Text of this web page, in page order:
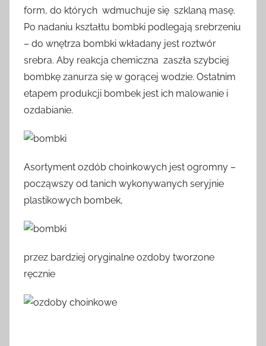
form, do których wdmuchuje się szklaną masę.
Po nadaniu kształtu bombki podlegają srebrzeniu
– do wnętrza bombki wkładany jest roztwór
srebra. Aby reakcja chemiczna zaszła szybciej
bombkę zanurza się w gorącej wodzie. Ostatnim
etapem produkcji bombek jest ich malowanie i
ozdabianie.
Asortyment ozdób choinkowych jest ogromny –
począwszy od tanich wykonywanych seryjnie
plastikowych bombek,
przez bardziej oryginalne ozdoby tworzone
ręcznie